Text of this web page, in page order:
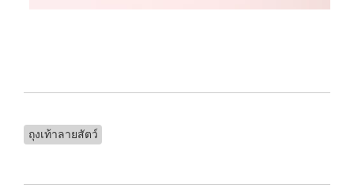
ถุงเท้าลายสัตว์